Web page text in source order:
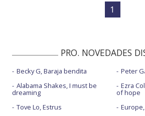
1
PRO. NOVEDADES
Becky G, Baraja bendita
Alabama Shakes, I must be
dreaming
Tove Lo, Estrus
Peter
Ezra
of hope